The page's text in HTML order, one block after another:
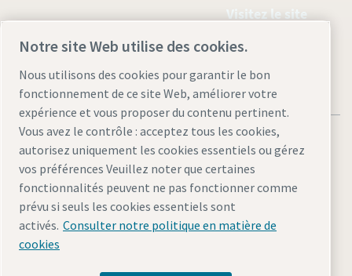
Visitez le site
Mentions légales et déclaration de confidentialité
Gérer les cookiesAccessibilitéPlan du site
© 2026 Atlas Copco AB
Notre site Web utilise des cookies.
Nous utilisons des cookies pour garantir le bon
fonctionnement de ce site Web, améliorer votre
expérience et vous proposer du contenu pertinent.
Vous avez le contrôle : acceptez tous les cookies,
autorisez uniquement les cookies essentiels ou gérez
vos préférences Veuillez noter que certaines
fonctionnalités peuvent ne pas fonctionner comme
prévu si seuls les cookies essentiels sont
activés. Consulter notre politique en matière de
cookies